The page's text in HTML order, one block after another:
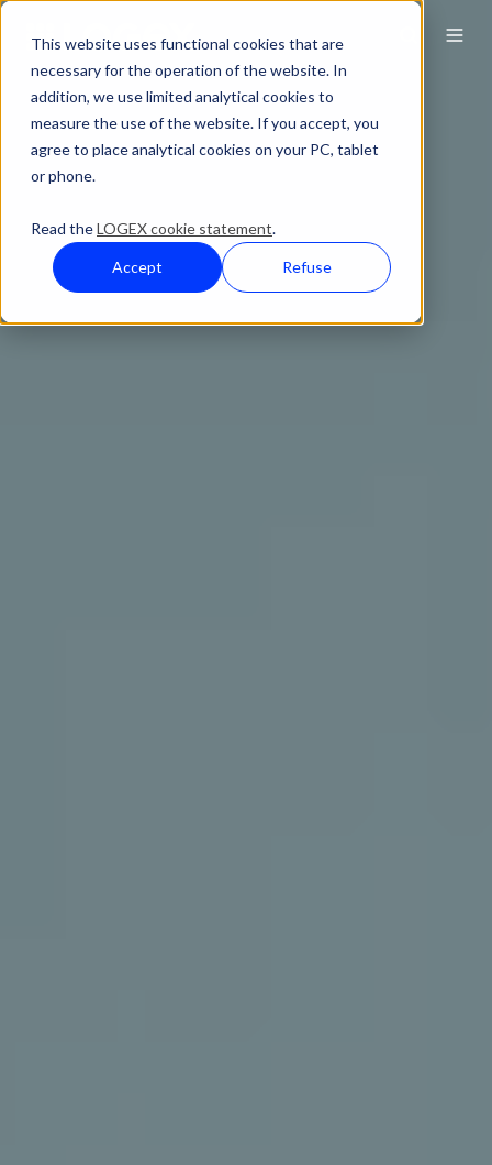
This website uses functional cookies that are
necessary for the operation of the website. In
addition, we use limited analytical cookies to
measure the use of the website. If you accept, you
agree to place analytical cookies on your PC, tablet
or phone.
Read theLOGEX cookie statement.
Accept Refuse